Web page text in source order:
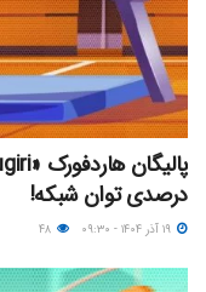
درصدی توان شبکه!